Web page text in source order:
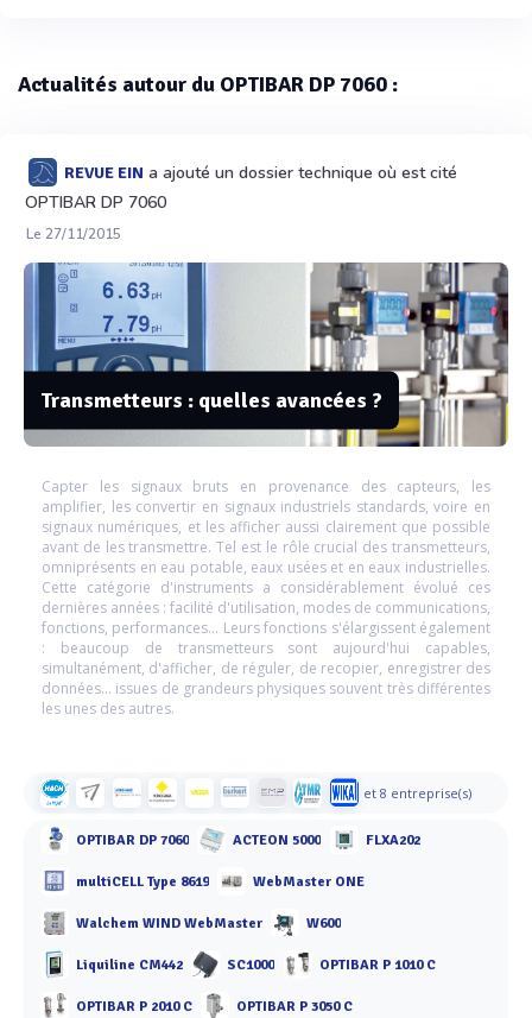
Actualités autour du OPTIBAR DP 7060 :
REVUE EIN a ajouté un dossier technique où est cité
OPTIBAR DP 7060
Le 27/11/2015
Transmetteurs : quelles avancées ?
Capter les signaux bruts en provenance des capteurs, les
amplifier, les convertir en signaux industriels standards, voire en
signaux numériques, et les afficher aussi clairement que possible
avant de les transmettre. Tel est le rôle crucial des transmetteurs,
omniprésents en eau potable, eaux usées et en eaux industrielles.
Cette catégorie d'instruments a considérablement évolué ces
dernières années : facilité d'utilisation, modes de communications,
fonctions, performances... Leurs fonctions s'élargissent également
: beaucoup de transmetteurs sont aujourd'hui capables,
simultanément, d'afficher, de réguler, de recopier, enregistrer des
données... issues de grandeurs physiques souvent très différentes
les unes des autres.
et 8 entreprise(s)
OPTIBAR DP 7060 ACTEON 5000 FLXA202
multiCELL Type 8619 WebMaster ONE
Walchem WIND WebMaster W600
Liquiline CM442 SC1000 OPTIBAR P 1010 C
OPTIBAR P 2010 C OPTIBAR P 3050 C